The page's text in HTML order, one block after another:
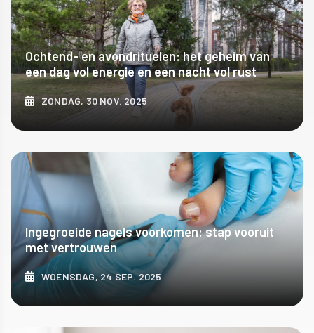
Ochtend- en avondrituelen: het geheim van
een dag vol energie en een nacht vol rust
ZONDAG, 30 NOV. 2025
ONTDEK MEER
Ingegroeide nagels voorkomen: stap vooruit
met vertrouwen
WOENSDAG, 24 SEP. 2025
ONTDEK MEER